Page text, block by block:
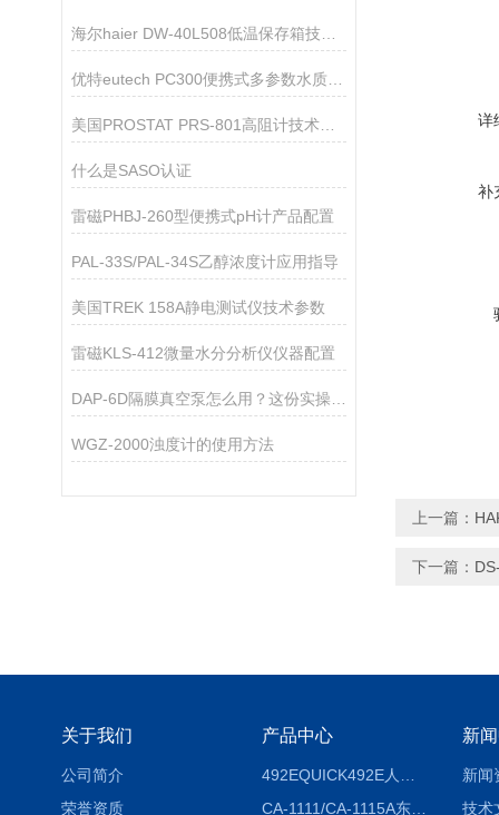
海尔haier DW-40L508低温保存箱技术参数
美国PROSTAT PRS-801高阻计技术参数
什么是SASO认证
雷磁PHBJ-260型便携式pH计产品配置
PAL-33S/PAL-34S乙醇浓度计应用指导
美国TREK 158A静电测试仪技术参数
雷磁KLS-412微量水分分析仪仪器配置
WGZ-2000浊度计的使用方法
详
补
上一篇：
下一篇：
关于我们
公司简介
荣誉资质
产品中心
CA-1111/CA-1115A东京理化EYELA CA-1111/CA-1115A冷却水循环装置
新
新闻
技术